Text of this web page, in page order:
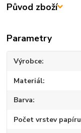
Původ zboží
Parametry
Výrobce
Materiál
Barva
Počet vrstev papíru